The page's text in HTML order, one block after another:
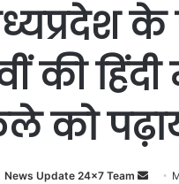
के
की
को
News Update 24x7 Team
Send